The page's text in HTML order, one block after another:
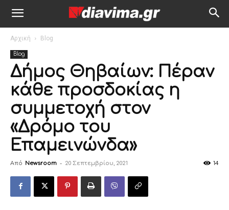
Αρχική Blog
Blog
Δήμος Θηβαίων: Πέραν
κάθε προσδοκίας η
συμμετοχή στον
«Δρόμο του
Επαμεινώνδα»
Από Newsroom - 20 Σεπτεμβρίου, 2021 14